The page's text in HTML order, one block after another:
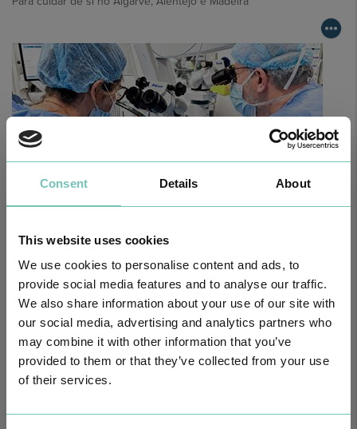
Consent Details About
This website uses cookies
We use cookies to personalise content and ads, to
provide social media features and to analyse our traffic.
We also share information about your use of our site with
our social media, advertising and analytics partners who
may combine it with other information that you’ve
provided to them or that they’ve collected from your use
of their services.
CIRURGIA AO ESTRABISMO PEDIÁTRICO
Pediátrico n…